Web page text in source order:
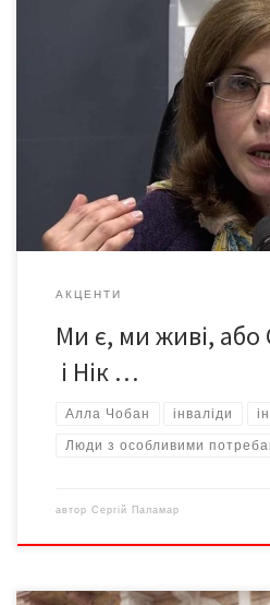
Стівен Хокінг і Нік Вуйчич довели,
перешкодами на життєвому шляху.
гідним ставленням до людей з
люди з особливими потребами. І
оборону». Та не завдяки державі
АКЦЕНТИ
Ми є, ми живі, або
і Нік …
Алла Чобан інваліди
Люди з особливими
автор Сергій Паламар